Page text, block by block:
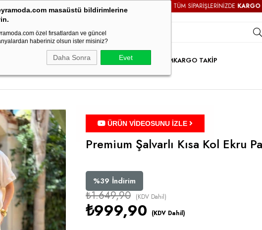
masaüstü bildirimlerine
özel fırsatlardan ve güncel
haberiniz olsun ister misiniz?
Daha Sonra Evet
3000TL VE ÜZERİ TÜM SİPARİŞLERİNİZDEKARGO ÜCRETSİZ!
ALT GİYİMDIŞ GİYİMTAKIM PARTY WEAR İNDİRİMKARGO TAKİP
ÜRÜN VİDEOSUNU İZLE
Premium Şalvarlı Kısa Kol Ekru
%39 İndirim
₺1.649,90 (KDV Dahil)
₺999,90 (KDV Dahil)